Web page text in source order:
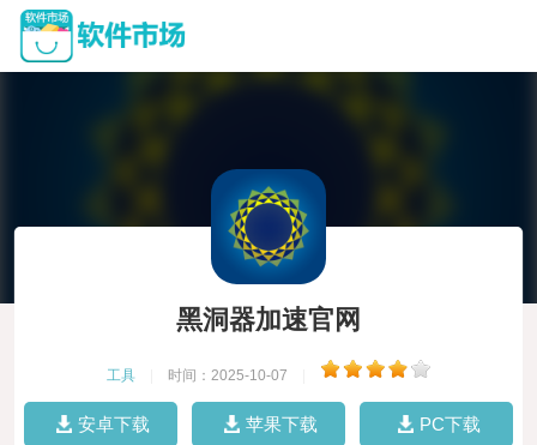
黑洞器加速官网
工具 时间：2025-10-07
安卓下载 苹果下载 PC下载